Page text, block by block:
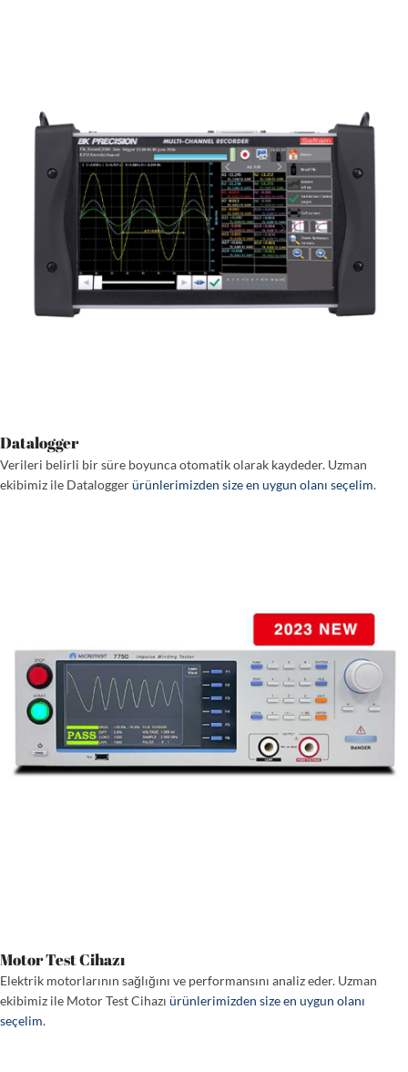
Datalogger
Verileri belirli bir süre boyunca otomatik olarak kaydeder. Uzman
ekibimiz ile Dataloggerürünlerimizden size en uygun olanı seçelim.
Motor Test Cihazı
Elektrik motorlarının sağlığını ve performansını analiz eder. Uzman
ekibimiz ile Motor Test Cihazı ürünlerimizden size en uygun olanı
seçelim.